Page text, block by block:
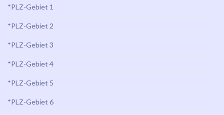
*PLZ-Gebiet 1
*PLZ-Gebiet 2
*PLZ-Gebiet 3
*PLZ-Gebiet 4
*PLZ-Gebiet 5
*PLZ-Gebiet 6